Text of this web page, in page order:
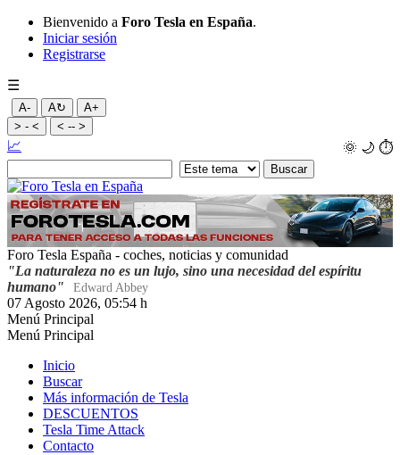
Bienvenido a Foro Tesla en España.
Iniciar sesión
Registrarse
☰
A- A↻
A+
> - <
< -- >
🌞 🌙 ⏱️
📈
Foro Tesla España - coches, noticias y comunidad
"La naturaleza no es un lujo, sino una necesidad del espíritu
humano"
Edward Abbey
07 Agosto 2026, 05:54 h
Menú Principal
Menú Principal
Inicio
Buscar
Más información de Tesla
DESCUENTOS
Tesla Time Attack
Contacto